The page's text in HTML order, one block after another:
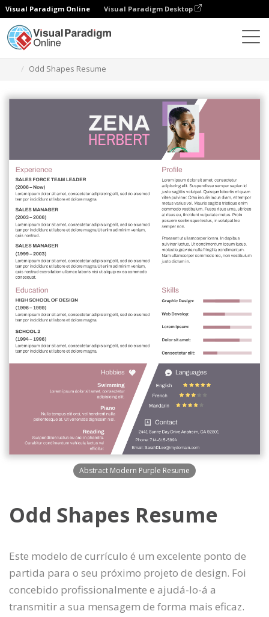
Visual Paradigm Online Visual Paradigm Desktop
Odd Shapes Resume
Abstract Modern Purple Resume
Odd Shapes Resume
Este modelo de currículo é um excelente ponto de
partida para o seu próximo projeto de design. Foi
concebido profissionalmente e ajudá-lo-á a
transmitir a sua mensagem de forma mais eficaz.